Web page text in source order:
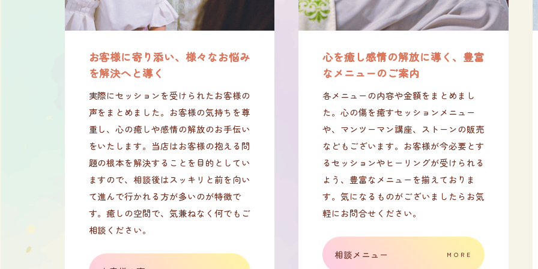
お客様に寄り添い、様々なお悩み
を解決へと導く
実際にセッションを受けられたお客様の
声をまとめました。お客様の気持ちを尊
重し、心の癒しや感情の解放のお手伝い
をいたします。当店はお客様の抱える問
題の根本を解決することを目的としてい
ますので、相談後はスッキリと前を向い
て進んで行かれる方が多いのが特徴で
す。癒しの空間で、気兼ねなく何でもご
相談ください。
心を癒し感情の解放に導く、豊富
なメニューのご案内
各メニューの内容や金額をまとめまし
た。心の傷を癒すセッションメニュー
や、マンツーマン講座、ストーンの販売
などもございます。お客様が今必要とす
るセッションやヒーリングが受けられる
よう、豊富なメニューを揃えておりま
す。気になるものがございましたらお気
軽にお問合せください。
相談メニュー